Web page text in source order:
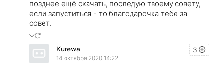
позднее ещё скачать, последую твоему совету,
если запуститься - то благодарочка тебе за
совет.
3
Kurewa
14 октября 2020 14:22